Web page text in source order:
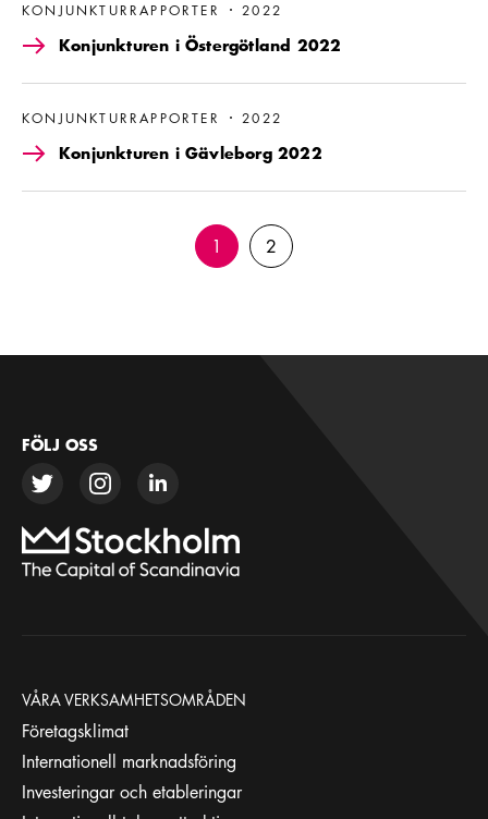
KONJUNKTURRAPPORTER 2022
Konjunkturen i Östergötland 2022
KONJUNKTURRAPPORTER 2022
Konjunkturen i Gävleborg 2022
Läs mer om Konjunkturen i Gävleborg 2022
1 2
FÖLJ OSS
VÅRA VERKSAMHETSOMRÅDEN
Företagsklimat
Internationell marknadsföring
Investeringar och etableringar